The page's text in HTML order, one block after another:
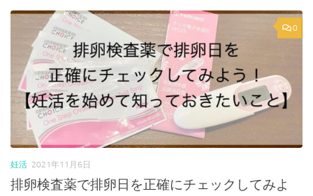
0
妊活 2021年11月6日
排卵検査薬で排卵日を正確にチェックしてみよ